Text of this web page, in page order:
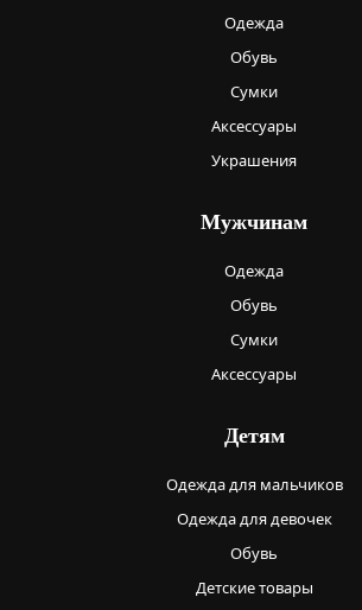
Одежда
Обувь
Сумки
Аксессуары
Украшения
Мужчинам
Одежда
Обувь
Сумки
Аксессуары
Детям
Одежда для мальчиков
Одежда для девочек
Обувь
Детские товары